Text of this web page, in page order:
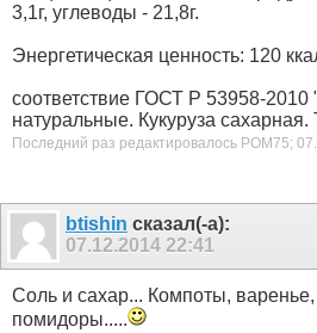
3,1г, углеводы - 21,8г.
Энергетическая ценность: 120
соответствие ГОСТ Р 53958-2010
натуральные. Кукуруза сахарная.
Последний раз редактировалось РОМ75;
btishin сказал(-а):
07.12.2014 22:41
Соль и сахар... Компоты, варенье,
помидоры.....